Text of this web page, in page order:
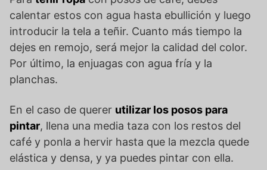
calentar estos con agua hasta ebullición y luego
introducir la tela a teñir. Cuanto más tiempo la
dejes en remojo, será mejor la calidad del color.
Por último, la enjuagas con agua fría y la
planchas.
En el caso de querer utilizar los posos para
pintar, llena una media taza con los restos del
café y ponla a hervir hasta que la mezcla quede
elástica y densa, y ya puedes pintar con ella.